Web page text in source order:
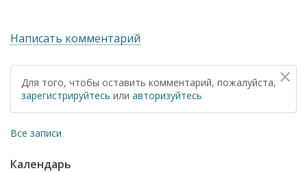
Написать комментарий
×
Для того, чтобы оставить комментарий, пожалуйста,
зарегистрируйтесь или авторизуйтесь
Все записи
Календарь